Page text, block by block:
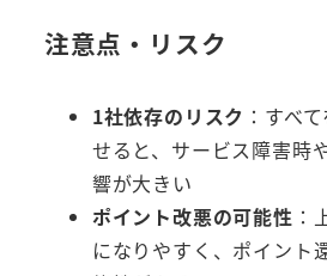
注意点・リスク
1社依存のリスク ：すべ
せると、サービス障害時
響が大きい
ポイント改悪の可能性 ：
になりやすく、ポイント